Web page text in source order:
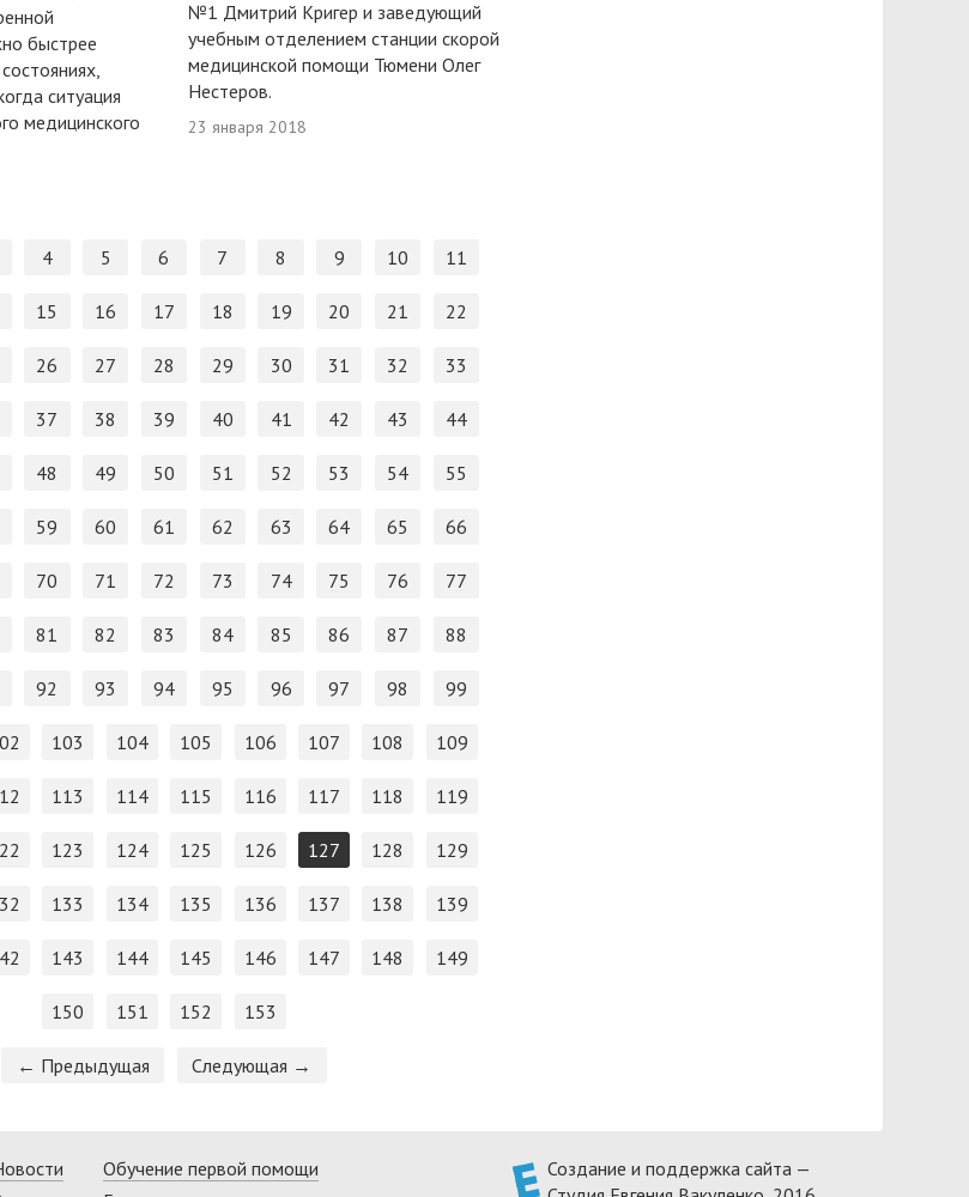
быстрее
ситуация
медицинского
№1 Дмитрий Кригер и заведующий
учебным отделением станции скорой
медицинской помощи Тюмени Олег
Нестеров.
23 января 2018
4 5 6 7 8 9 10 11
15 16 17 18 19 20 21 22
26 27 28 29 30 31 32 33
37 38 39 40 41 42 43 44
48 49 50 51 52 53 54 55
59 60 61 62 63 64 65 66
70 71 72 73 74 75 76 77
81 82 83 84 85 86 87 88
92 93 94 95 96 97 98 99
103 104 105 106 107 108 109
113 114 115 116 117 118 119
123 124 125 126 127 128 129
133 134 135 136 137 138 139
143 144 145 146 147 148 149
150 151 152 153
← Предыдущая Следующая →
Обучение первой помощи
Создание и поддержка сайта —